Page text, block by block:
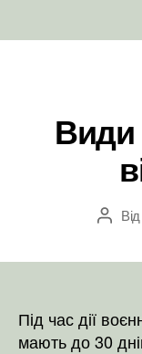
Види
Автор
Від
Під час дії
мають до 30